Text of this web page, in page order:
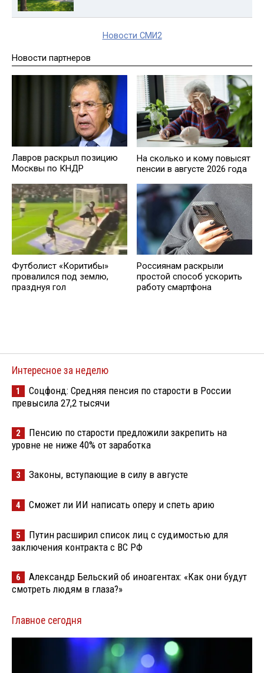
Новости СМИ2
Новости партнеров
Лавров раскрыл позицию
Москвы по КНДР
На сколько и кому повысят
пенсии в августе 2026 года
Футболист «Коритибы»
провалился под землю,
празднуя гол
Россиянам раскрыли
простой способ ускорить
работу смартфона
Интересное за неделю
1
Соцфонд: Средняя пенсия по старости в России
превысила 27,2 тысячи
2
Пенсию по старости предложили закрепить на
уровне не ниже 40% от заработка
3 Законы, вступающие в силу в августе
4 Сможет ли ИИ написать оперу и спеть арию
5
Путин расширил список лиц с судимостью для
заключения контракта с ВС РФ
6
Александр Бельский об иноагентах: «Как они будут
смотреть людям в глаза?»
Главное сегодня